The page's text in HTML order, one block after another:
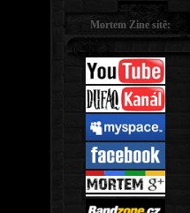
Mortem Zine sítě: